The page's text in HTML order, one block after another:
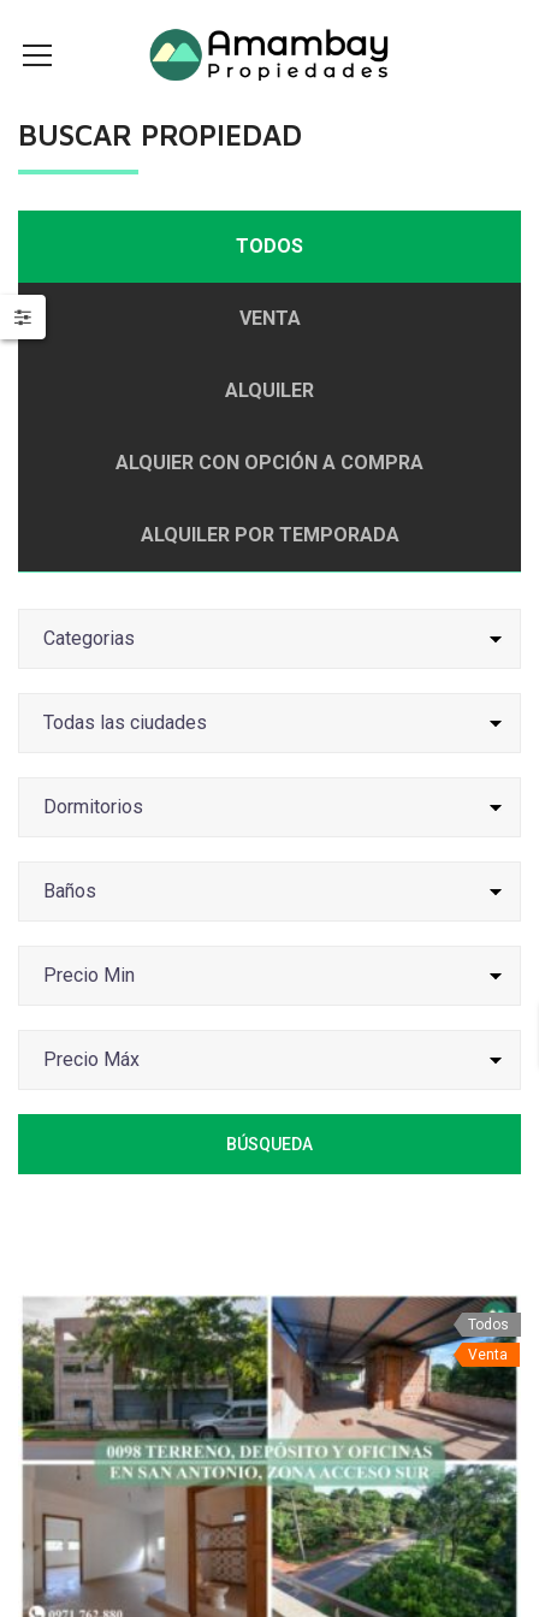
BUSCAR PROPIEDAD
TODOS
VENTA
ALQUILER
ALQUIER CON OPCIÓN A COMPRA
ALQUILER POR TEMPORADA
BÚSQUEDA
Todos
Venta